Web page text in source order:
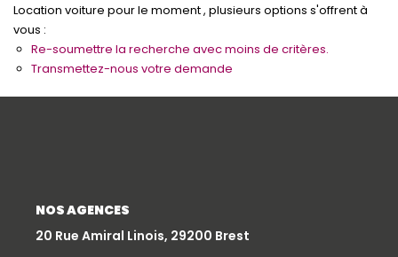
L’AGENCE
Qui Sommes-Nous
Notre Équipe
ESPACE CLIENT
Location voiture pour le moment , plusieurs options s'offrent à
vous :
Re-soumettre la recherche avec moins de critères.
Transmettez-nous votre demande
NOS AGENCES
20 Rue Amiral Linois, 29200 Brest